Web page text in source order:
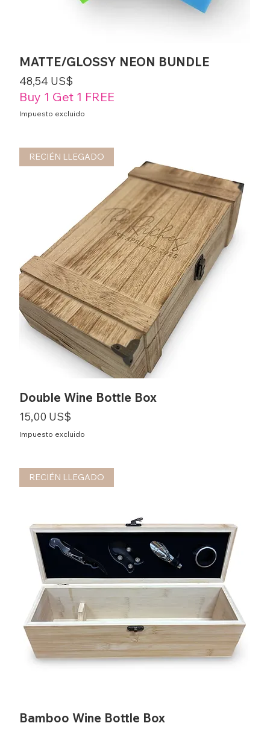
MATTE/GLOSSY NEON BUNDLE
Precio
48,54 US$
Buy 1 Get 1 FREE
Impuesto excluido
RECIÉN LLEGADO
Double Wine Bottle Box
Precio
15,00 US$
Impuesto excluido
RECIÉN LLEGADO
Bamboo Wine Bottle Box